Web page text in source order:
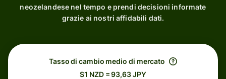
neozelandese nel tempo e prendi decisioni informate
grazie ai nostri affidabili dati.
Tasso di cambio medio di mercato
$1 NZD = 93,63 JPY